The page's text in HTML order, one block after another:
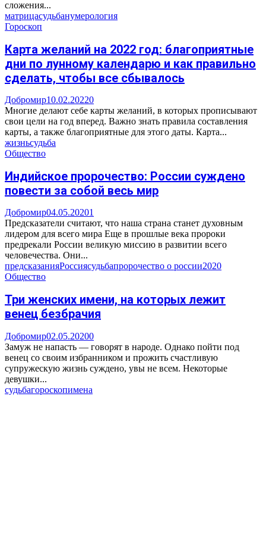
сложения...
матрицасудьбанумерология
Гороскоп
Карта желаний на 2022 год: благоприятные
дни по лунному календарю и как правильно
сделать, чтобы все сбывалось
Добромир10.02.20220
Многие делают себе карты желаний, в которых прописывают
свои цели на год вперед. Важно знать правила составления
карты, а также благоприятные для этого даты. Карта...
жизньсудьба
Общество
Индийское пророчество: России суждено
повести за собой весь мир
Добромир04.05.20201
Предсказатели считают, что наша страна станет духовным
лидером для всего мира Еще в прошлые века пророки
предрекали России великую миссию в развитии всего
человечества. Они...
предсказанияРоссиясудьбапророчество о россии2020
Общество
Три женских имени, на которых лежит
венец безбрачия
Добромир02.05.20200
Замуж не напасть — говорят в народе. Однако пойти под
венец со своим избранником и прожить счастливую
супружескую жизнь суждено, увы не всем. Некоторые
девушки...
судьбагороскопимена